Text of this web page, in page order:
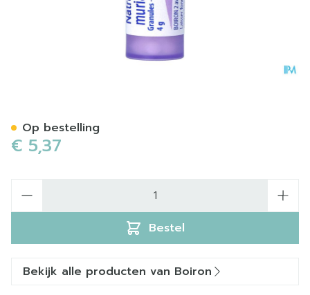
€ 5,37
Bestel
Op bestelling
Bekijk alle producten van Boiron